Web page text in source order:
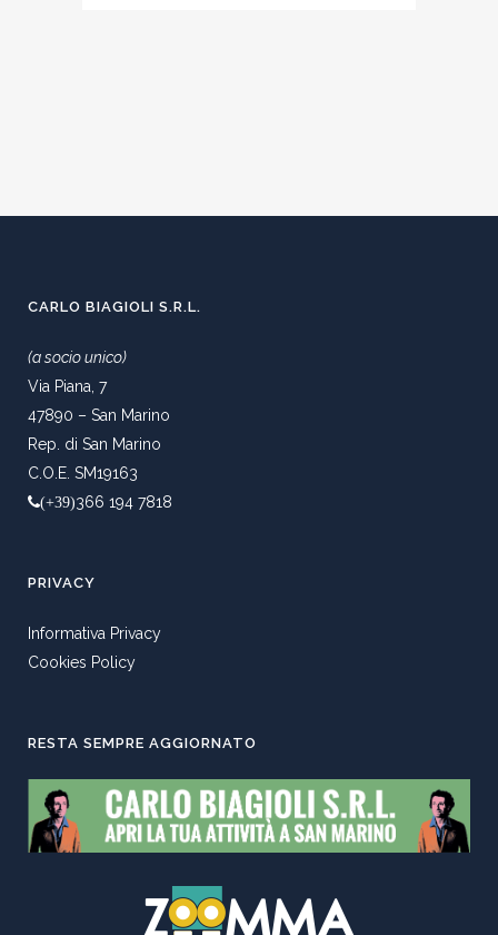
CARLO BIAGIOLI S.R.L.
(a socio unico)
Via Piana, 7
47890 – San Marino
Rep. di San Marino
C.O.E. SM19163
(+39)366 194 7818
PRIVACY
Informativa Privacy
Cookies Policy
RESTA SEMPRE AGGIORNATO